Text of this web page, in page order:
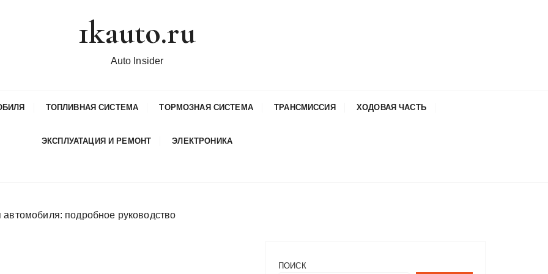
1kauto.ru
Auto Insider
ТОПЛИВНАЯ СИСТЕМА ТОРМОЗНАЯ СИСТЕМА ТРАНСМИССИЯ ХОДОВАЯ ЧАСТЬ
ЭКСПЛУАТАЦИЯ И РЕМОНТ ЭЛЕКТРОНИКА
подробное руководство
ПОИСК